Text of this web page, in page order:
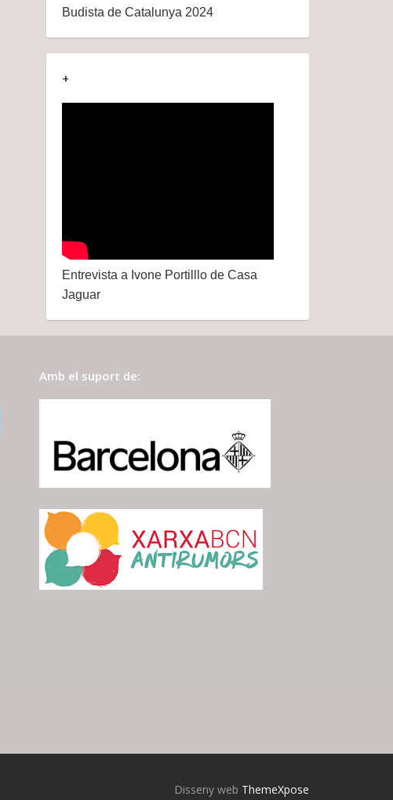
Budista de Catalunya 2024
+
Entrevista a Ivone Portilllo de Casa
Jaguar
Amb el suport de:
Disseny web ThemeXpose